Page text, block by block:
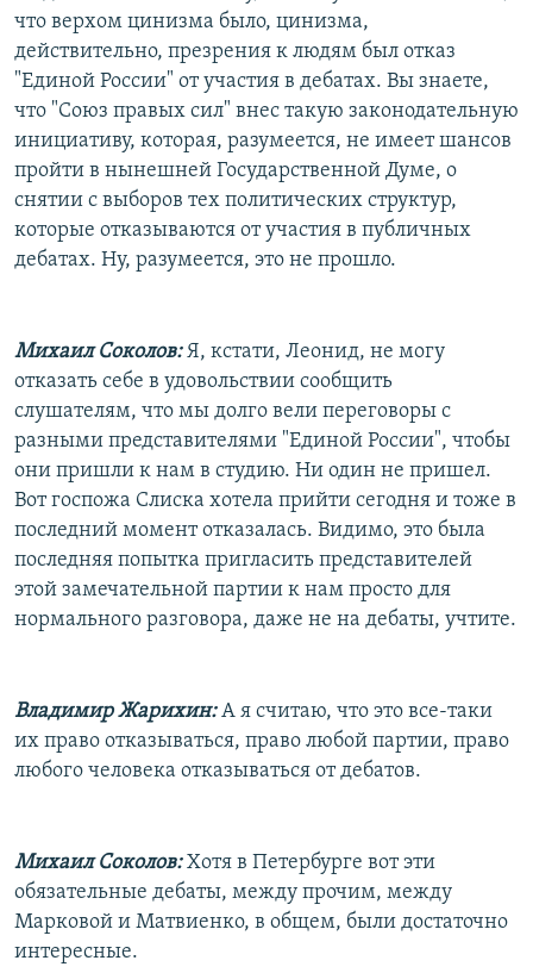
что верхом цинизма было, цинизма,
действительно, презрения к людям был отказ
"Единой России" от участия в дебатах. Вы знаете,
что "Союз правых сил" внес такую законодательную
инициативу, которая, разумеется, не имеет шансов
пройти в нынешней Государственной Думе, о
снятии с выборов тех политических структур,
которые отказываются от участия в публичных
дебатах. Ну, разумеется, это не прошло.
Михаил Соколов:Я, кстати, Леонид, не могу
отказать себе в удовольствии сообщить
слушателям, что мы долго вели переговоры с
разными представителями "Единой России", чтобы
они пришли к нам в студию. Ни один не пришел.
Вот госпожа Слиска хотела прийти сегодня и тоже в
последний момент отказалась. Видимо, это была
последняя попытка пригласить представителей
этой замечательной партии к нам просто для
нормального разговора, даже не на дебаты, учтите.
Владимир Жарихин:А я считаю, что это все-таки
их право отказываться, право любой партии, право
любого человека отказываться от дебатов.
Михаил Соколов:Хотя в Петербурге вот эти
обязательные дебаты, между прочим, между
Марковой и Матвиенко, в общем, были достаточно
интересные.